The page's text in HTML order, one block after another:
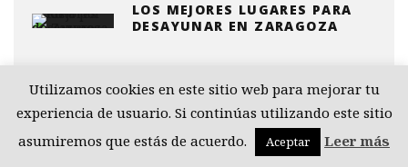
LOS MEJORES LUGARES PARA
DESAYUNAR EN ZARAGOZA
Utilizamos cookies en este sitio web para mejorar tu
experiencia de usuario. Si continúas utilizando este sitio
asumiremos que estás de acuerdo.
Aceptar Leer más